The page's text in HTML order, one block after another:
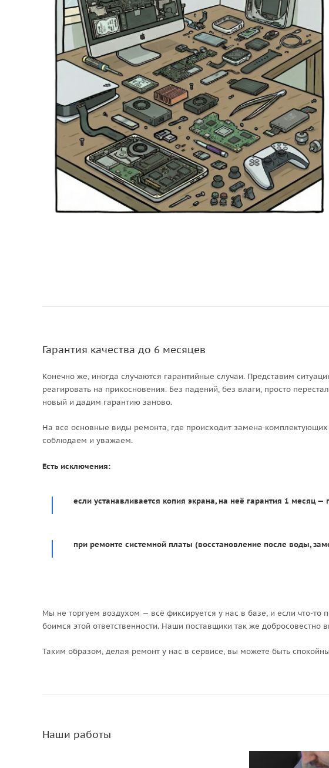
Гарантия качества до 6 месяцев
Конечно же, иногда случаются гарантийные случаи. Представим
реагировать на прикосновения. Без падений, без влаги, просто
новый и дадим гарантию заново.
На все основные виды ремонта, где происходит замена
соблюдаем и уважаем.
Есть исключения:
если устанавливается копия экрана, на неё гарантия 1 месяц
при ремонте системной платы (восстановление после воды,
Мы не торгуем воздухом — всё фиксируется у нас в базе, и если что-
боимся этой ответственности. Наши поставщики так же добросовестно
Таким образом, делая ремонт у нас в сервисе, вы можете быть
Наши работы